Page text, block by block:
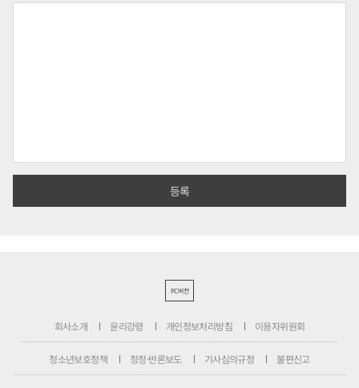
PC버전
회사소개 윤리강령 개인정보처리방침 이용자위원회
청소년보호정책 정정·반론보도 기사심의규정 불편신고